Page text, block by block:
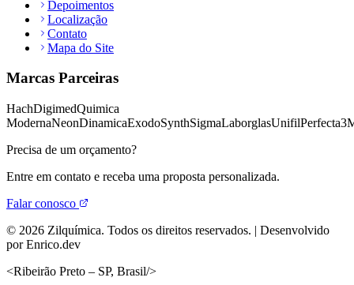
Depoimentos
Localização
Contato
Mapa do Site
Marcas Parceiras
HachDigimedQuimica
ModernaNeonDinamicaExodoSynthSigmaLaborglasUnifilPerfecta
Precisa de um orçamento?
Entre em contato e receba uma proposta personalizada.
Falar conosco
© 2026 Zilquímica. Todos os direitos reservados. | Desenvolvido
por Enrico.dev
<Ribeirão Preto – SP, Brasil/>